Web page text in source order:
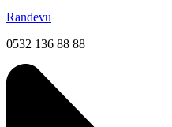
Randevu
0532 136 88 88